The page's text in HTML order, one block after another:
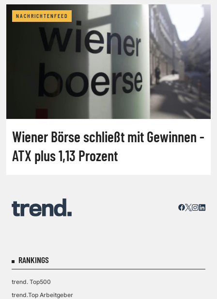
NACHRICHTENFEED
Wiener Börse schließt mit Gewinnen -
ATX plus 1,13 Prozent
RANKINGS
trend. Top500
trend.Top Arbeitgeber